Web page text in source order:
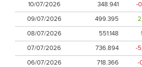
10/07/2026
348.941 -
09/07/2026
499.395
08/07/2026
551.148
07/07/2026
736.894 -
06/07/2026
718.366 -